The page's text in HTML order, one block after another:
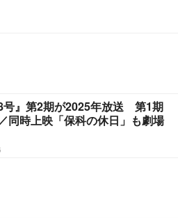
8号』第2期が2025年放送 第1期
同時上映「保科の休日」も劇場